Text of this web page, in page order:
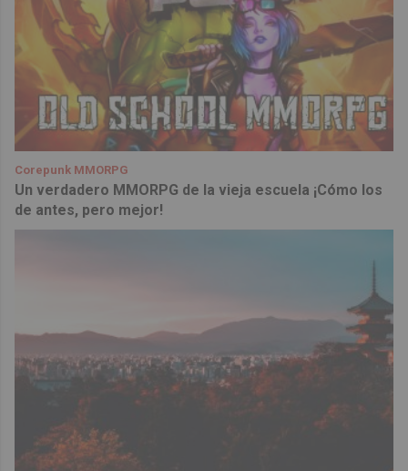
Corepunk MMORPG
Un verdadero MMORPG de la vieja escuela ¡Cómo los
de antes, pero mejor!